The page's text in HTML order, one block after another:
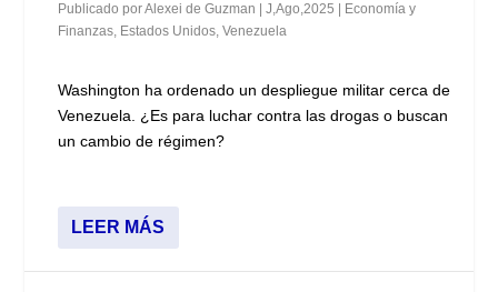
Publicado porAlexei de Guzman |J,Ago,2025
Economía y
Finanzas, Estados Unidos,Venezuela
Washington ha ordenado un despliegue militar cerca de
Venezuela. ¿Es para luchar contra las drogas o buscan
un cambio de régimen?
LEER MÁS